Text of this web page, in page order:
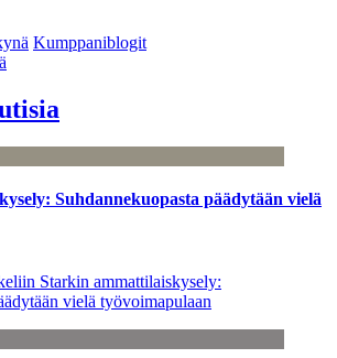
Kumppaniblogit
Suhdannekuopasta päädytään vielä
Starkin ammattilaiskysely:
vielä työvoimapulaan